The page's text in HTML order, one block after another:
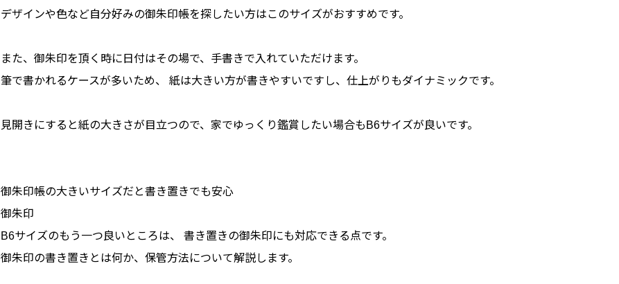
デザインや色など自分好みの御朱印帳を探したい方はこのサイズがおすすめです。
また、御朱印を頂く時に日付はその場で、手書きで入れていただけます。
筆で書かれるケースが多いため、 紙は大きい方が書きやすいですし、仕上がりもダイナミックです。
見開きにすると紙の大きさが目立つので、家でゆっくり鑑賞したい場合もB6サイズが良いです。
御朱印帳の大きいサイズだと書き置きでも安心
御朱印
B6サイズのもう一つ良いところは、 書き置きの御朱印にも対応できる点です。
御朱印の書き置きとは何か、保管方法について解説します。